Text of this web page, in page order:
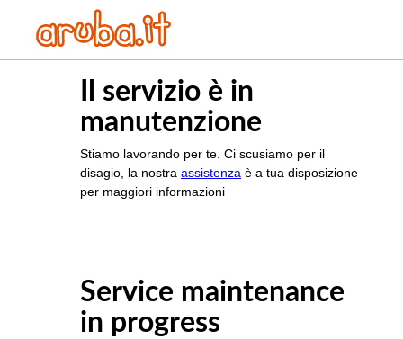
Il servizio è in
manutenzione
Stiamo lavorando per te. Ci scusiamo per il
disagio, la nostra assistenza è a tua disposizione
per maggiori informazioni
Service maintenance
in progress